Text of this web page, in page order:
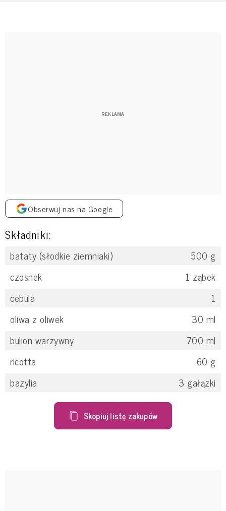
Obserwuj nas na Google
Składniki:
bataty (słodkie ziemniaki) 500 g
czosnek
1 ząbek
cebula
1
oliwa z oliwek
30 ml
bulion warzywny
700 ml
ricotta
60 g
bazylia
3 gałązki
Skopiuj listę zakupów